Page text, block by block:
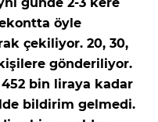
öyle
çekiliyor. 20, 30,
gönderiliyor.
bin liraya kadar
bildirim gelmedi.